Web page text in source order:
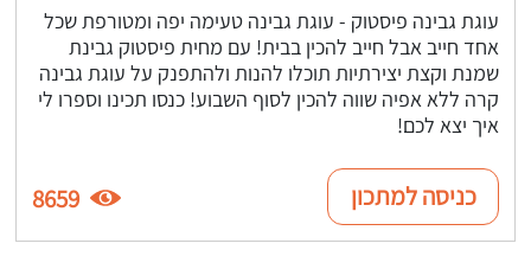
עוגת גבינה פיסטוק - עוגת גבינה טעימה יפה ומטורפת שכל
אחד חייב אבל חייב להכין בבית! עם מחית פיסטוק גבינת
שמנת וקצת יצירתיות תוכלו להנות ולהתפנק על עוגת גבינה
קרה ללא אפיה שווה להכין לסוף השבוע! כנסו תכינו וספרו לי
איך יצא לכם!
כניסה למתכון 8659